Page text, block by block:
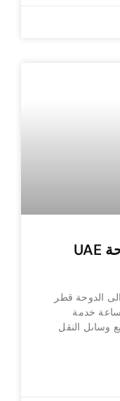
سطحة الامارات الى الدوحة UAE
الدوحة قطر
خدمة
وساىل النقل